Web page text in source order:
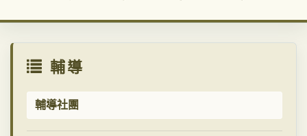
輔導
輔導社團